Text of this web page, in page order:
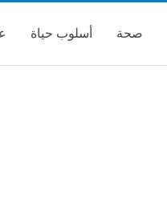
صحة أسلوب حياة